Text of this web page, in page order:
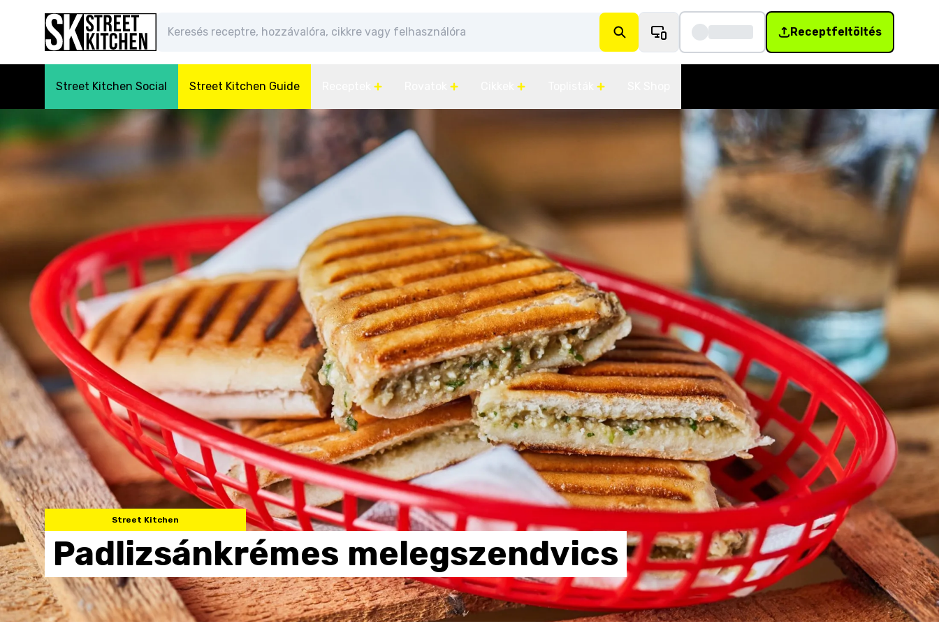
Receptfeltöltés
Street Kitchen Social Street Kitchen Guide
Street Kitchen
Padlizsánkrémes melegszendvics